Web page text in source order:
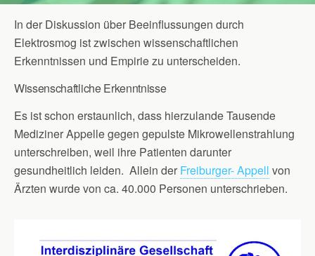
In der Diskussion über Beeinflussungen durch
Elektrosmog ist zwischen wissenschaftlichen
Erkenntnissen und Empirie zu unterscheiden.
Wissenschaftliche Erkenntnisse
Es ist schon erstaunlich, dass hierzulande Tausende
Mediziner Appelle gegen gepulste Mikrowellenstrahlung
unterschreiben, weil ihre Patienten darunter
gesundheitlich leiden. Allein der Freiburger- Appell von
Ärzten wurde von ca. 40.000 Personen unterschrieben.